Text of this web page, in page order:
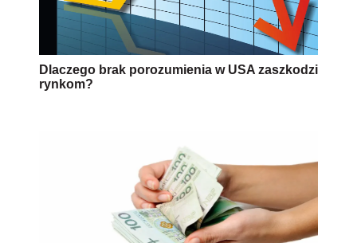
Dlaczego brak porozumienia w USA zaszkodzi
rynkom?